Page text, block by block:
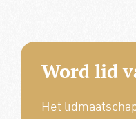
Word lid
Het